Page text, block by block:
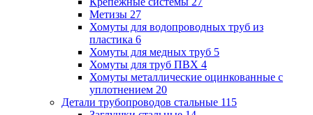
Метизы 27
Хомуты для водопроводных труб из
пластика 6
Хомуты для медных труб 5
Хомуты для труб ПВХ 4
Хомуты металлические оцинкованные с
уплотнением 20
Детали трубопроводов стальные 115